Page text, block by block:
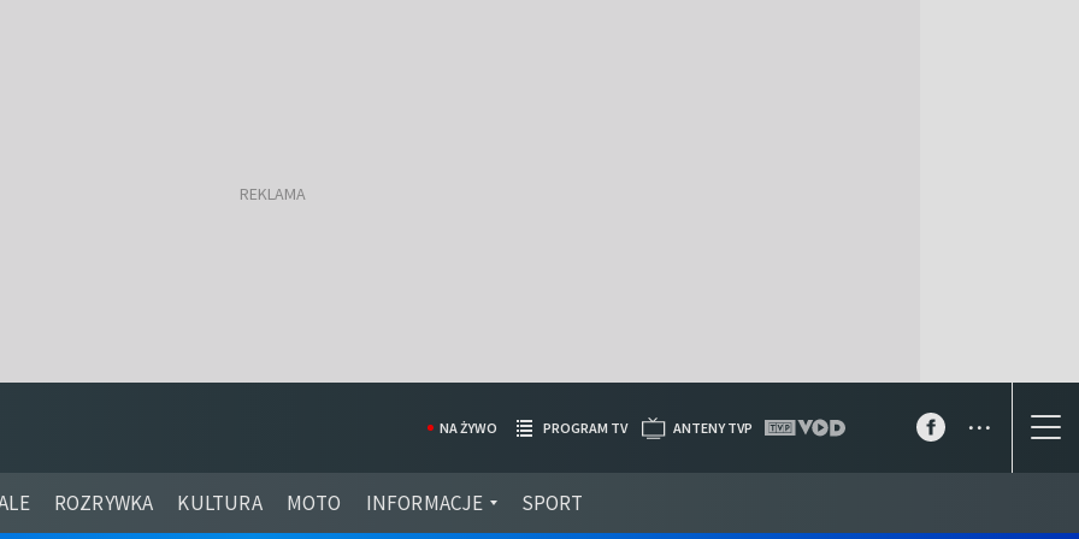
ROZRYWKA KULTURA MOTO INFORMACJE SPORT
NA ŻYWO PROGRAM TV ANTENY TVP ...